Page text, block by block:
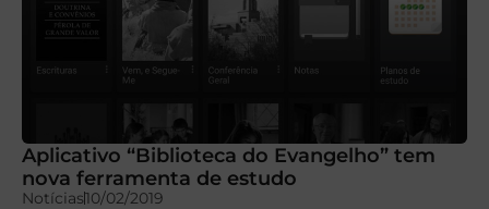
Aplicativo “Biblioteca do Evangelho” tem
nova ferramenta de estudo
Notícias10/02/2019